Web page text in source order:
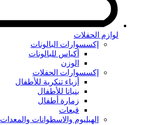
لوازم الحفلات
إكسسوارات البالونات
أكياس للبالونات
الوزن
إكسسوارات الحفلات
أزياء تنكرية للأطفال
بنياتا للأطفال
زمارة أطفال
قبعات
الهيليوم والاسطوانات والمعدات